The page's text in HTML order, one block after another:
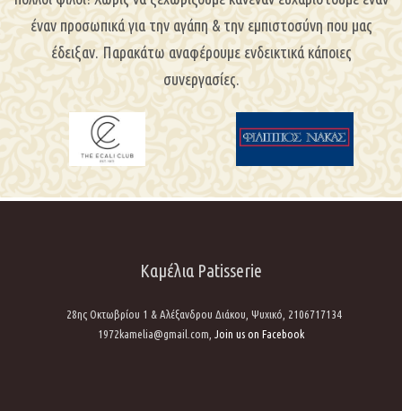
έναν προσωπικά για την αγάπη & την εμπιστοσύνη που μας
έδειξαν. Παρακάτω αναφέρουμε ενδεικτικά κάποιες
συνεργασίες.
Καμέλια Patisserie
28ης Οκτωβρίου 1 & Αλέξανδρου Διάκου, Ψυχικό, 2106717134
1972kamelia@gmail.com,
Join us on Facebook